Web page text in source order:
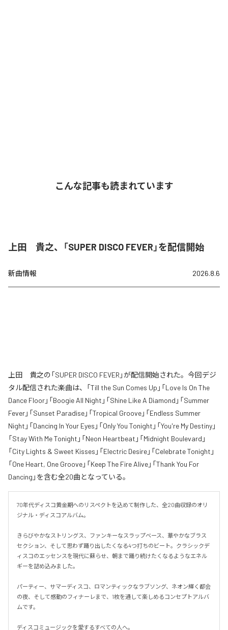
こんな記事も読まれています
上田 貴之、「SUPER DISCO FEVER」を配信開始
新曲情報 2026.8.6
上田 貴之の「SUPER DISCO FEVER」が配信開始された。今回デジ
タル配信された楽曲は、「Till the Sun Comes Up」「Love Is On The
Dance Floor」「Boogie All Night」「Shine Like A Diamond」「Summer
Fever」「Sunset Paradise」「Tropical Groove」「Endless Summer
Night」「Dancing In Your Eyes」「Only You Tonight」「You're My Destiny」
「Stay With Me Tonight」「Neon Heartbeat」「Midnight Boulevard」
「City Lights & Sweet Kisses」「Electric Desire」「Celebrate Tonight」
「One Heart, One Groove」「Keep The Fire Alive」「Thank You For
Dancing」を含む全20曲となっている。
70年代ディスコ黄金期へのリスペクトを込めて制作した、全20曲収録のオリ
ジナル・ディスコアルバム。
きらびやかなストリングス、ファンキーなスラップベース、華やかなブラス
セクション、そして思わず踊り出したくなる4つ打ちのビート。クラシックデ
ィスコのエッセンスを現代に蘇らせ、朝まで踊り続けたくなるようなエネル
ギーを詰め込みました。
パーティー、サマーディスコ、ロマンティックなラブソング、ネオン輝く都会
の夜、そして感動のフィナーレまで、1枚を通して楽しめるコンセプトアルバ
ムです。
ディスコミュージックを愛するすべての人へ。